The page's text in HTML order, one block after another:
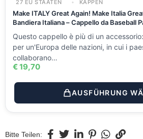
27 EU STAATEN KAPPEN
Make ITALY Great Again! Make Italia
Bandiera Italiana – Cappello da Baseball
Questo cappello è più di un
per un'Europa delle nazioni, in cui i
collaborano…
€19,70
AUSFÜHRUNG
Bitte Teilen: